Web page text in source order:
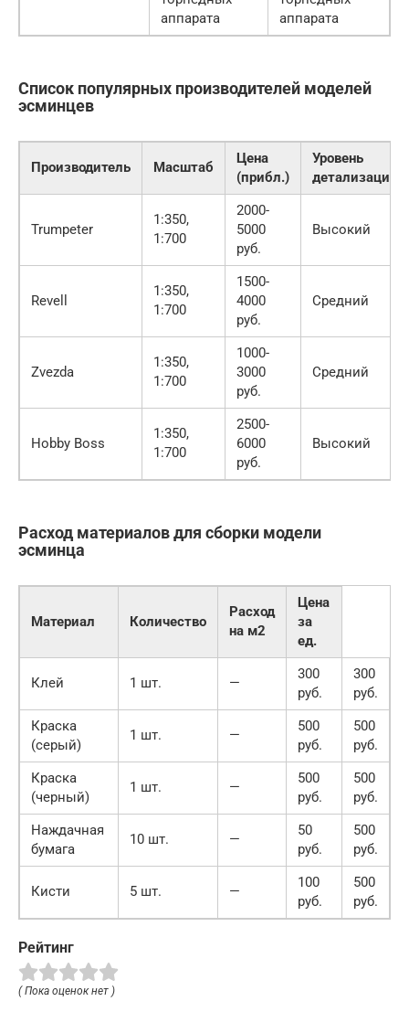
аппарата
аппарата
Список популярных производителей моделей
эсминцев
Производитель Масштаб
Цена
(прибл.)
Уровень
детализации
Trumpeter
1:350,
1:700
2000-
5000
руб.
Высокий
Revell
1:350,
1:700
1500-
4000
руб.
Средний
Zvezda
1:350,
1:700
1000-
3000
руб.
Средний
Hobby Boss
1:350,
1:700
2500-
6000
руб.
Высокий
Расход материалов для сборки модели
эсминца
Материал Количество
Расход
на м2
Цена
за
ед.
Клей 1 шт. —
300
руб.
300
руб.
Краска
(серый)
1 шт. —
500
руб.
500
руб.
Краска
(черный)
1 шт. —
500
руб.
500
руб.
Наждачная
бумага
10 шт. —
50
руб.
500
руб.
Кисти 5 шт. —
100
руб.
500
руб.
Рейтинг
( Пока оценок нет )